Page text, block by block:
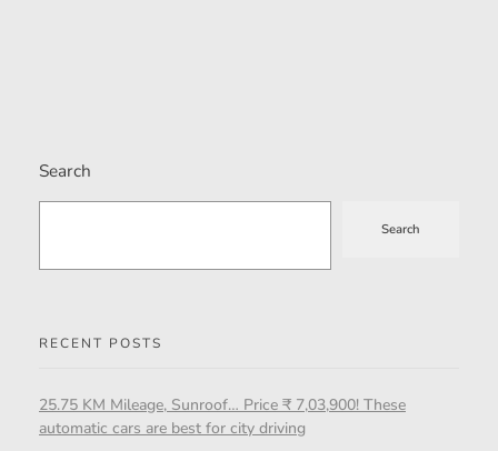
Search
Search
RECENT POSTS
25.75 KM Mileage, Sunroof… Price ₹ 7,03,900! These
automatic cars are best for city driving